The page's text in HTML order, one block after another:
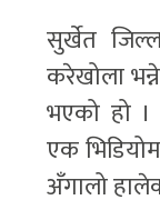
सुर्खेत
करेखोला
भएको हो ।
एक
अँगालो